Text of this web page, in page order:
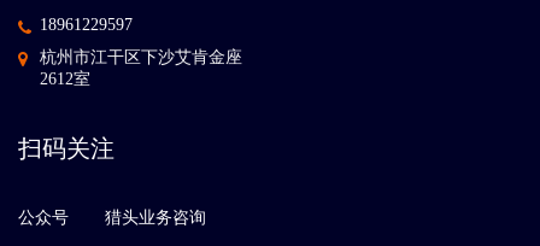
18961229597
杭州市江干区下沙艾肯金座
2612室
扫码关注
公众号 猎头业务咨询